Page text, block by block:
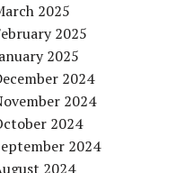
2025
2025
2025
2024
2024
2024
2024
2024